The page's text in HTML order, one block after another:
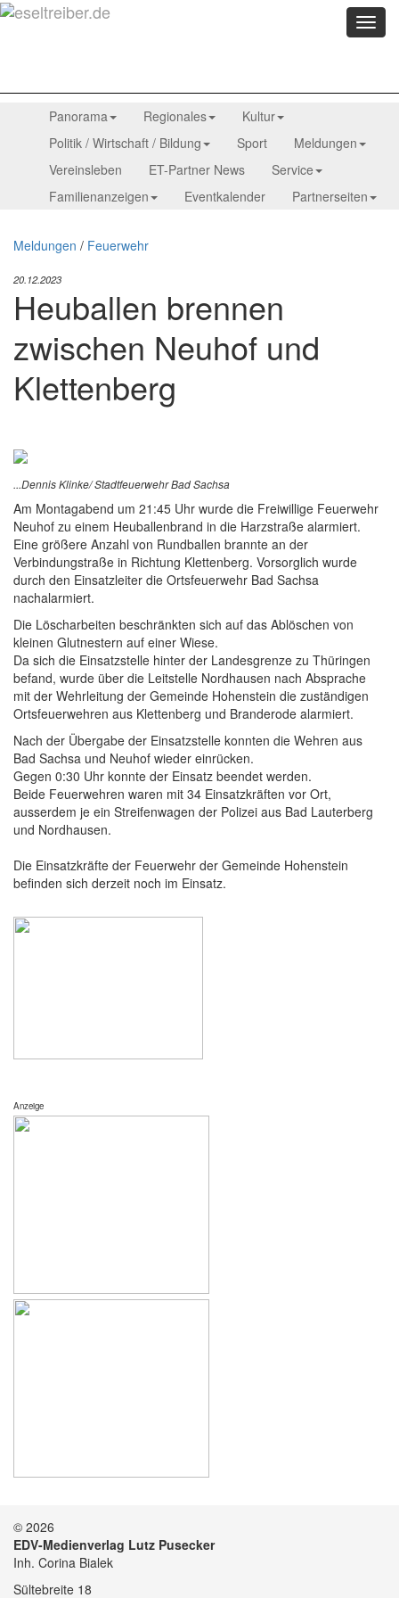
Menü
Panorama Regionales
Kultur
Politik / Wirtschaft / Bildung
Sport
Meldungen
Vereinsleben
ET-Partner News
Service
Familienanzeigen
Eventkalender Partnerseiten
Meldungen / Feuerwehr
20.12.2023
Heuballen brennen
zwischen Neuhof und
Klettenberg
...Dennis Klinke/ Stadtfeuerwehr Bad Sachsa
Am Montagabend um 21:45 Uhr wurde die Freiwillige Feuerwehr
Neuhof zu einem Heuballenbrand in die Harzstraße alarmiert.
Eine größere Anzahl von Rundballen brannte an der
Verbindungstraße in Richtung Klettenberg. Vorsorglich wurde
durch den Einsatzleiter die Ortsfeuerwehr Bad Sachsa
nachalarmiert.
Die Löscharbeiten beschränkten sich auf das Ablöschen von
kleinen Glutnestern auf einer Wiese.
Da sich die Einsatzstelle hinter der Landesgrenze zu Thüringen
befand, wurde über die Leitstelle Nordhausen nach Absprache
mit der Wehrleitung der Gemeinde Hohenstein die zuständigen
Ortsfeuerwehren aus Klettenberg und Branderode alarmiert.
Nach der Übergabe der Einsatzstelle konnten die Wehren aus
Bad Sachsa und Neuhof wieder einrücken.
Gegen 0:30 Uhr konnte der Einsatz beendet werden.
Beide Feuerwehren waren mit 34 Einsatzkräften vor Ort,
ausserdem je ein Streifenwagen der Polizei aus Bad Lauterberg
und Nordhausen.
Die Einsatzkräfte der Feuerwehr der Gemeinde Hohenstein
befinden sich derzeit noch im Einsatz.
Anzeige
© 2026
EDV-Medienverlag Lutz Pusecker
Inh. Corina Bialek
Sültebreite 18